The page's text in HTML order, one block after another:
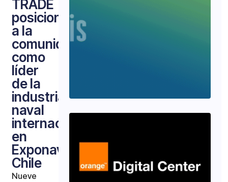
TRADE
posiciona
a la
comunidad
como
líder
de la
industria
naval
internacional
en
Exponaval
Chile
Nueve